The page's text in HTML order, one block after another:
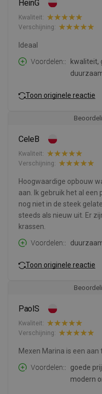
HeinG
Kwaliteit:
Verschijning:
Ideaal
Voordelen:
kwaliteit,
Toon originele reactie
CeleB
Kwaliteit:
Verschijning:
Hoogwaardige opbouw
aan. Ik gebruik het al
nog niet in de steek
steeds als nieuw uit. Er
krassen.
Voordelen:
Toon originele reactie
PaolS
Kwaliteit:
Verschijning:
Mexen Marina is een
Voordelen:
goede
modern